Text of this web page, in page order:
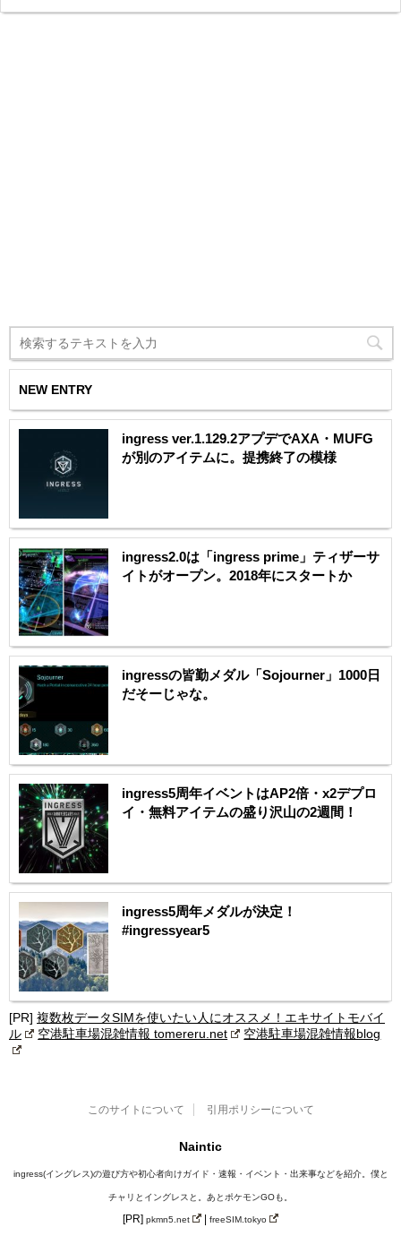
NEW ENTRY
ingress ver.1.129.2アプデでAXA・MUFG
が別のアイテムに。提携終了の模様
ingress2.0は「ingress prime」ティザーサ
イトがオープン。2018年にスタートか
ingressの皆勤メダル「Sojourner」1000日
だそーじゃな。
ingress5周年イベントはAP2倍・x2デプロ
イ・無料アイテムの盛り沢山の2週間！
ingress5周年メダルが決定！
#ingressyear5
[PR] 複数枚データSIMを使いたい人にオススメ！エキサイトモバイ
ル
空港駐車場混雑情報 tomereru.net 空港駐車場混雑情報blog
このサイトについて 引用ポリシーについて
Naintic
ingress(イングレス)の遊び方や初心者向けガイド・速報・イベント・出来事などを紹介。僕と
チャリとイングレスと。あとポケモンGOも。
[PR]pkmn5.net | freeSIM.tokyo